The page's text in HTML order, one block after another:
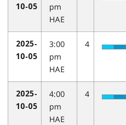
10-05
pm
HAE
2025-
10-05
3:00
pm
HAE
4
2025-
10-05
4:00
pm
HAE
4